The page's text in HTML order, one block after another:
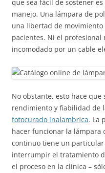
que sea fácil de sostener
manejo. Una lámpara de
una libertad de
pacientes. Ni el profesional
incomodado por un cable
No obstante, esto hace
rendimiento y fiabilidad de
fotocurado inalambrica. La
hacer funcionar la lámpara
continuo tiene un
interrumpir el tratamiento
el proceso en la clínica –